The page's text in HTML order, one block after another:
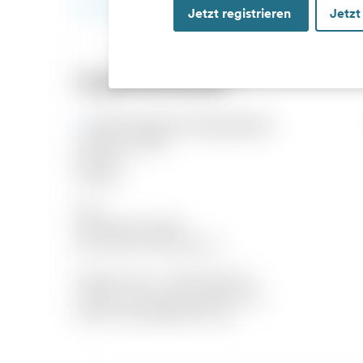
Jetzt registrieren Jetzt